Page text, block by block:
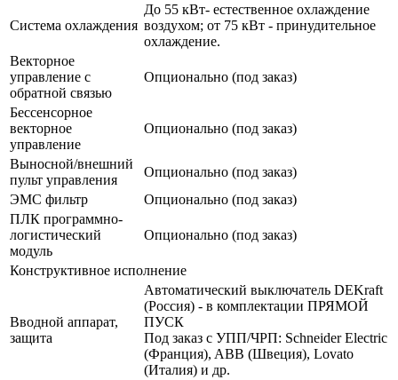
Система охлаждения
До 55 кВт- естественное охлаждение
воздухом; от 75 кВт - принудительное
охлаждение.
Векторное
управление с
обратной связью
Опционально (под заказ)
Бессенсорное
векторное
управление
Опционально (под заказ)
Выносной/внешний
пульт управления
Опционально (под заказ)
ЭМС фильтр
Опционально (под заказ)
ПЛК программно-
логистический
модуль
Опционально (под заказ)
Конструктивное исполнение
Вводной аппарат,
защита
Автоматический выключатель DEKraft
(Россия) - в комплектации ПРЯМОЙ
ПУСК
Под заказ с УПП/ЧРП: Schneider Electric
(Франция), ABB (Швеция), Lovato
(Италия) и др.